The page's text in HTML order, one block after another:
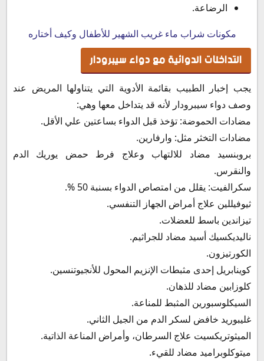
الرضاعة.
مكونات شراب ماء غريب الشهير للأطفال وكيف أختاره
التداخلات الدوائية مع دواء سيبرودار
يجب إخبار الطبيب بقائمة الأدوية التي يتناولها المريض عند
وصف دواء سيبرودار لأنه قد يتداخل معها وهي:
مضادات الحموضة: تؤخذ قبل الدواء بساعتين علي الأقل.
مضادات التخثر مثل: وارفارين.
بروبنسيد مضاد للالتهاب وعلاج فرط حمض يوريك الدم
والنقرس.
سكرالفيت: يقلل من امتصاص الدواء بسنبة 50 %.
ثيوفيللين علاج أمراض الجهاز التنفسي.
تيزاندين باسط للعضلات.
ناليديكسيك أسيد مضاد للجراثيم.
الكورتيزون.
كوينابريل إحدى مثبطات الإنزيم المحول للأنجيوتنسين.
كلوزابين مضاد للذهان.
السيكلوسبورين المثبط للمناعة.
غليبوريد خافض لسكر الدم من الجيل الثاني.
الميثوتريكسيت علاج السرطان، وأمراض المناعة الذاتية.
ميتوكلوبراميد مضاد للقيء.